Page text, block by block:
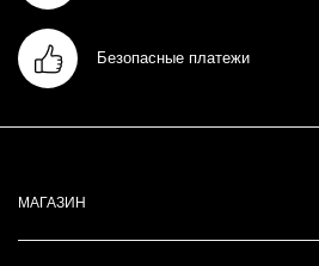
Безопасные платежи
МАГАЗИН